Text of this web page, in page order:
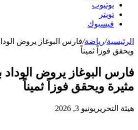
يوتيوب
تويتر
فيسبوك
الرئيسية/رياضة/فارس البوغاز يروض الوداد
ويحقق فوزاً ثميناً
فارس البوغاز يروض الوداد
مثيرة ويحقق فوزاً ثميناً
هيئة التحرير يونيو 3, 2026